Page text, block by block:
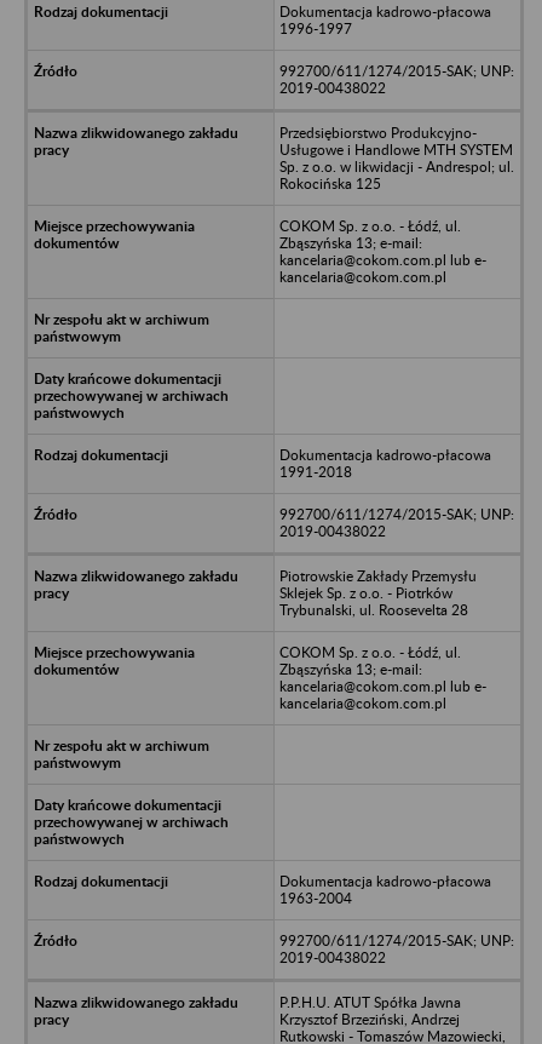
Dokumentacja kadrowo-płacowa
1996-1997
992700/611/1274/2015-SAK; UNP:
2019-00438022
Przedsiębiorstwo Produkcyjno-
Usługowe i Handlowe MTH SYSTEM
Sp. z o.o. w likwidacji - Andrespol; ul.
Rokocińska 125
COKOM Sp. z o.o. - Łódź, ul.
Zbąszyńska 13; e-mail:
kancelaria@cokom.com.pl lub e-
kancelaria@cokom.com.pl
Dokumentacja kadrowo-płacowa
1991-2018
992700/611/1274/2015-SAK; UNP:
2019-00438022
Piotrowskie Zakłady Przemysłu
Sklejek Sp. z o.o. - Piotrków
Trybunalski, ul. Roosevelta 28
COKOM Sp. z o.o. - Łódź, ul.
Zbąszyńska 13; e-mail:
kancelaria@cokom.com.pl lub e-
kancelaria@cokom.com.pl
Dokumentacja kadrowo-płacowa
1963-2004
992700/611/1274/2015-SAK; UNP:
2019-00438022
P.P.H.U. ATUT Spółka Jawna
Krzysztof Brzeziński, Andrzej
Rutkowski - Tomaszów Mazowiecki,